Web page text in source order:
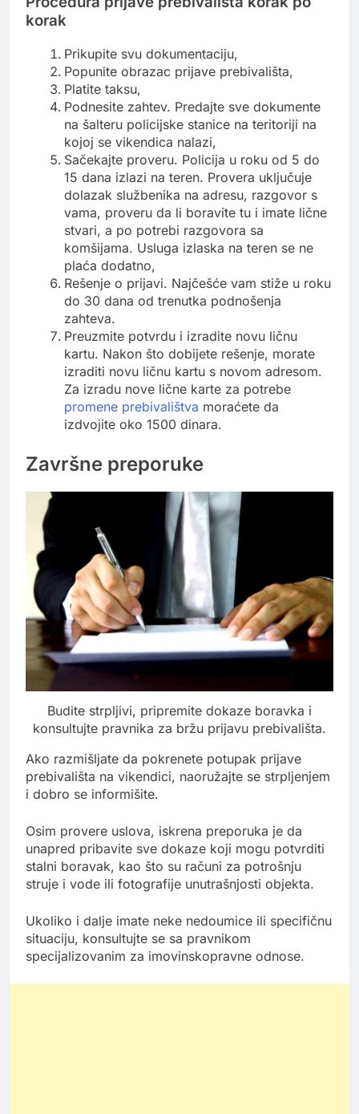
korak
Prikupite svu dokumentaciju,
Popunite obrazac prijave prebivališta,
Platite taksu,
Podnesite zahtev. Predajte sve dokumente
na šalteru policijske stanice na teritoriji na
kojoj se vikendica nalazi,
Sačekajte proveru. Policija u roku od 5 do
15 dana izlazi na teren. Provera uključuje
dolazak službenika na adresu, razgovor s
vama, proveru da li boravite tu i imate lične
stvari, a po potrebi razgovora sa
komšijama. Usluga izlaska na teren se ne
plaća dodatno,
Rešenje o prijavi. Najčešće vam stiže u roku
do 30 dana od trenutka podnošenja
zahteva.
Preuzmite potvrdu i izradite novu ličnu
kartu. Nakon što dobijete rešenje, morate
izraditi novu ličnu kartu s novom adresom.
Za izradu nove lične karte za potrebe
promene prebivalištva moraćete da
izdvojite oko 1500 dinara.
Završne preporuke
Budite strpljivi, pripremite dokaze boravka i
konsultujte pravnika za bržu prijavu prebivališta.
Ako razmišljate da pokrenete potupak prijave
prebivališta na vikendici, naoružajte se strpljenjem
i dobro se informišite.
Osim provere uslova, iskrena preporuka je da
unapred pribavite sve dokaze koji mogu potvrditi
stalni boravak, kao što su računi za potrošnju
struje i vode ili fotografije unutrašnjosti objekta.
Ukoliko i dalje imate neke nedoumice ili specifičnu
situaciju, konsultujte se sa pravnikom
specijalizovanim za imovinskopravne odnose.